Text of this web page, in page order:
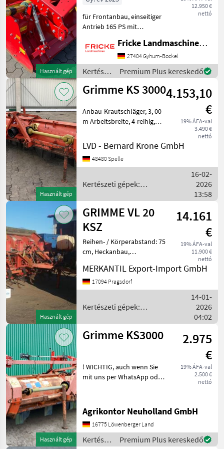
KIVÁLASZTÁSA
Grimme
KMK
Sorpac
Michalak
KMK Agro
Checchi & Magli
Mind a 14
megjelenítése
MARKETPLACE
Marketplace
Kereskedői
ajánlatok
Apróhirdetések
Használt gép
12.950 €
nettó
für Frontanbau, einseitiger
Antrieb 165 PS mit
Gehäuse, Gelenkwelle mit
Nockenschaltkupplung,
Reihenweite 90cm,
Rotorwelle für
Vollfeldbearbeitu
Fricke Landmaschinen GmbH
27404 Gyhum-Bockel
Kertészeti
gépek:
zöldségtermesztés
Grimme
Premium Plus kereskedő
Használt gép
Grimme KS 30004.153,10
€
19% ÁFA-val
3.490 €
nettó
Anbau-Krautschläger, 3, 00
m Arbeitsbreite, 4-reihig,
zöldségtermesztés gépei
Egyéb zöldségtermesztési
gépek
LVD - Bernard Krone GmbH
48480 Spelle
Kertészeti gépek:
Grimme
16-02-
2026
13:58
Használt gép
GRIMME VL 20
KSZ
14.161
€
19% ÁFA-val
11.900 €
nettó
Reihen- / Körperabstand: 75
cm, Heckanbau,
Vorrichtung Flüssigbeize
________ 75 cm
Reihenabstand,
Zugöse, grüne Legebecher
MERKANTIL Export-Import GmbH
17094 Pragsdorf
Kertészeti gépek:
Grimme
14-01-
2026
04:02
Használt gép
Grimme KS3000
2.975
€
19% ÁFA-val
2.500 €
nettó
! WICHTIG, auch wenn Sie
mit uns per WhatsApp oder
kaufen, bitte kontrollieren
Sie die Auftragsbestätigung,
Proforma und auch
Agrikontor Neuholland GmbH
16775 Löwenberger Land
Kertészeti
Premium Plus kereskedő